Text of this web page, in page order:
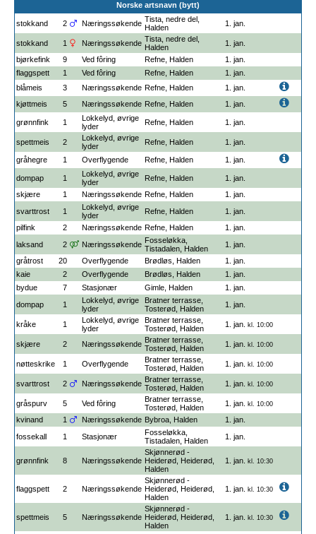
Norske artsnavn (bytt)
stokkand 2 Næringssøkende Tista, nedre del,
Halden
1. jan.
stokkand 1 Næringssøkende Tista, nedre del,
Halden
1. jan.
bjørkefink
9 Ved fôring Refne, Halden
1. jan.
flaggspett
1 Ved fôring Refne, Halden
1. jan.
blåmeis
3 Næringssøkende Refne, Halden
1. jan.
kjøttmeis
5 Næringssøkende Refne, Halden 1. jan.
grønnfink 1
Lokkelyd, øvrige
lyder
Refne, Halden 1. jan.
spettmeis 2
Lokkelyd, øvrige
lyder
Refne, Halden 1. jan.
gråhegre 1 Overflygende Refne, Halden 1. jan.
dompap 1
Lokkelyd, øvrige
lyder
Refne, Halden
1. jan.
skjære
1 Næringssøkende Refne, Halden
1. jan.
svarttrost
1
Lokkelyd, øvrige
lyder
Refne, Halden
1. jan.
pilfink
2 Næringssøkende Refne, Halden
1. jan.
laksand
2 Næringssøkende Fosseløkka,
Tistadalen, Halden
1. jan.
gråtrost
20 Overflygende Brødløs, Halden
1. jan.
kaie
2 Overflygende Brødløs, Halden
1. jan.
bydue
7 Stasjonær Gimle, Halden
1. jan.
dompap
1
Lokkelyd, øvrige
lyder
Bratner terrasse,
Tosterød, Halden
1. jan.
kråke 1
Lokkelyd, øvrige
lyder
Bratner terrasse,
Tosterød, Halden
1. jan. kl. 10:00
skjære 2 Næringssøkende Bratner terrasse,
Tosterød, Halden
1. jan. kl. 10:00
nøtteskrike 1 Overflygende
Bratner terrasse,
Tosterød, Halden
1. jan. kl. 10:00
svarttrost 2 Næringssøkende Bratner terrasse,
Tosterød, Halden
1. jan. kl. 10:00
gråspurv 5 Ved fôring
Bratner terrasse,
Tosterød, Halden
1. jan. kl. 10:00
kvinand 1 Næringssøkende Bybroa, Halden
1. jan.
fossekall
1 Stasjonær
Fosseløkka,
Tistadalen, Halden
1. jan.
grønnfink 8 Næringssøkende
Skjønnerød -
Heiderød, Heiderød,
Halden
1. jan. kl. 10:30
flaggspett 2 Næringssøkende
Skjønnerød -
Heiderød, Heiderød,
Halden
1. jan. kl. 10:30
spettmeis 5 Næringssøkende
Skjønnerød -
Heiderød, Heiderød,
Halden
1. jan. kl. 10:30